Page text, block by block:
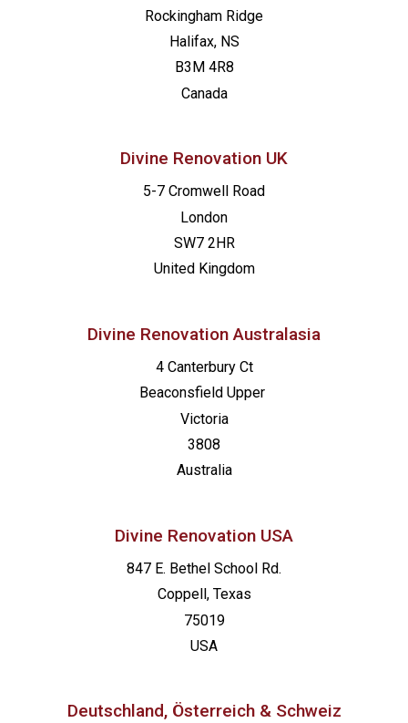
Rockingham Ridge
Halifax, NS
B3M 4R8
Canada
Divine Renovation UK
5-7 Cromwell Road
London
SW7 2HR
United Kingdom
Divine Renovation Australasia
4 Canterbury Ct
Beaconsfield Upper
Victoria
3808
Australia
Divine Renovation USA
847 E. Bethel School Rd.
Coppell, Texas
75019
USA
Deutschland, Österreich & Schweiz